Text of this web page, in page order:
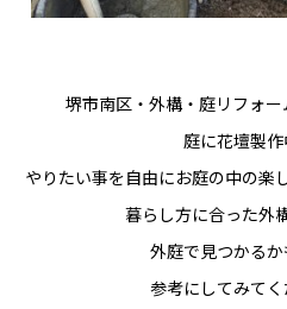
堺市南区・外構・庭リフォ
庭に花壇製
やりたい事を自由にお庭の中の楽
暮らし方に合った外
外庭で見つかる
参考にしてみてく